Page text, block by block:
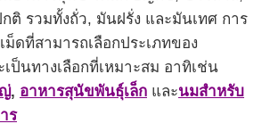
ติ รวมทั้งถั่ว, มันฝรั่ง และมันเทศ การ
ม็ดที่สามารถเลือกประเภทของ
ป็นทางเลือกที่เหมาะสม อาทิเช่น
, อาหารสุนัขพันธุ์เล็ก และนมสำหรับ
ร